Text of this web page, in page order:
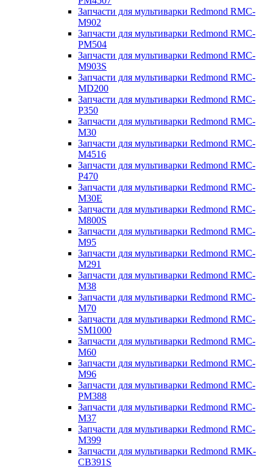
Запчасти для мультиварки Redmond RMC-
M902
Запчасти для мультиварки Redmond RMC-
PM504
Запчасти для мультиварки Redmond RMC-
M903S
Запчасти для мультиварки Redmond RMC-
MD200
Запчасти для мультиварки Redmond RMC-
P350
Запчасти для мультиварки Redmond RMC-
M30
Запчасти для мультиварки Redmond RMC-
M4516
Запчасти для мультиварки Redmond RMC-
P470
Запчасти для мультиварки Redmond RMC-
M30E
Запчасти для мультиварки Redmond RMC-
M800S
Запчасти для мультиварки Redmond RMC-
M95
Запчасти для мультиварки Redmond RMC-
M291
Запчасти для мультиварки Redmond RMC-
M38
Запчасти для мультиварки Redmond RMC-
M70
Запчасти для мультиварки Redmond RMC-
SM1000
Запчасти для мультиварки Redmond RMC-
M60
Запчасти для мультиварки Redmond RMC-
M96
Запчасти для мультиварки Redmond RMC-
PM388
Запчасти для мультиварки Redmond RMC-
M37
Запчасти для мультиварки Redmond RMC-
M399
Запчасти для мультиварки Redmond RMK-
CB391S